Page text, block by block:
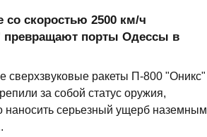
скоростью 2500 км/ч
порты Одессы в
сверхзвуковые ракеты П‑800 "Оникс"
за собой статус оружия,
наносить серьезный ущерб наземным